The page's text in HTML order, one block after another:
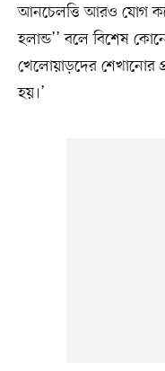
আনচেলত্তি আরও যোগ
হলান্ড’’ বলে বিশেষ
খেলোয়াড়দের শেখানোর
হয়।’